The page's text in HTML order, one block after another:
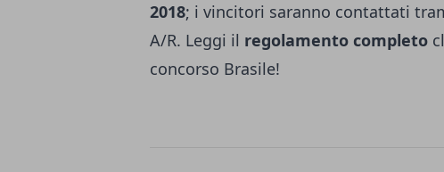
2018; i vincitori saranno contattati
A/R. Leggi il regolamento completo
concorso Brasile!